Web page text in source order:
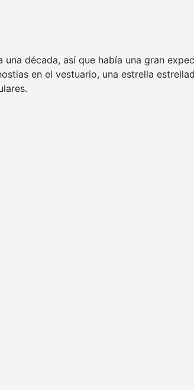
década, así que había una gran
en el vestuario, una estrella